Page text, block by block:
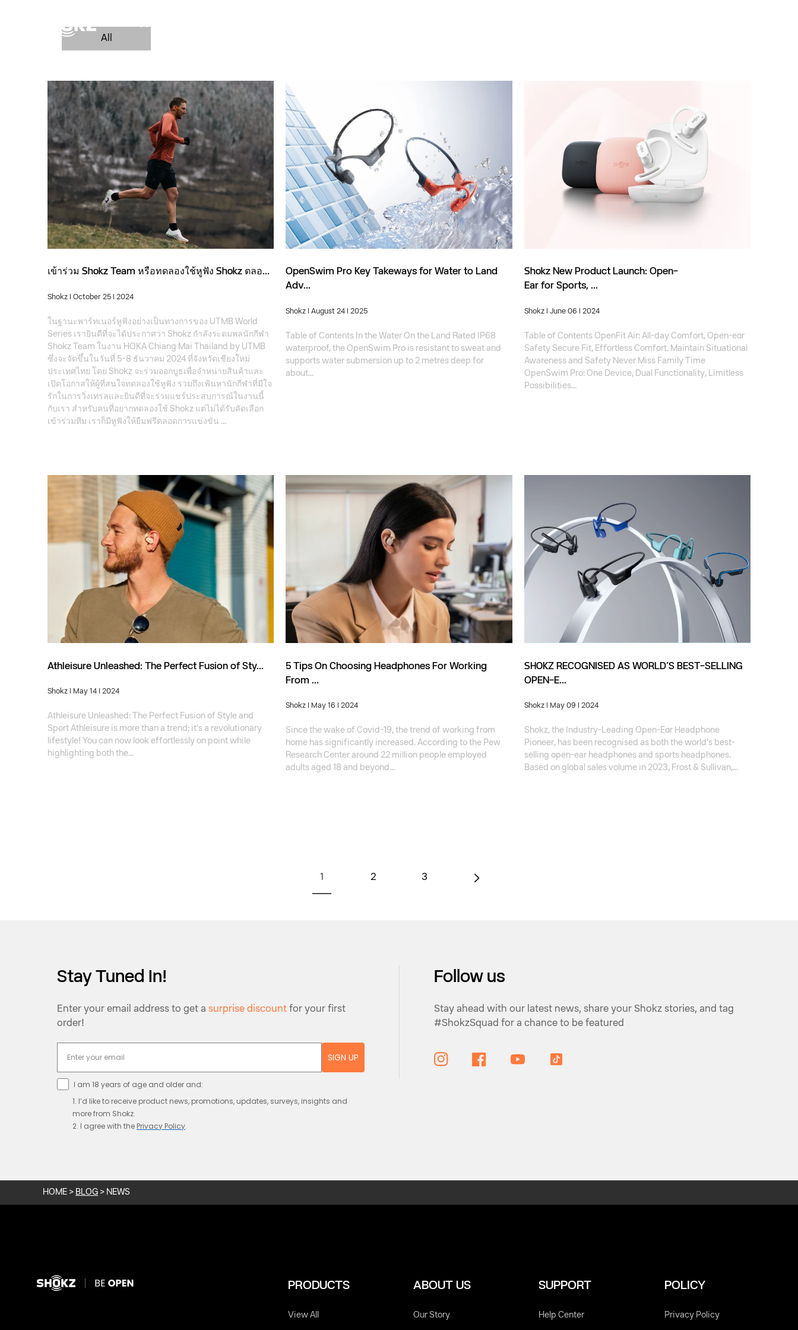
content
PRODUCTS
All
เข้าร่วม Shokz Team หรือทดลองใช้หูฟัง Shokz ตลอ...
Shokz | October 25 | 2024
ในฐานะพาร์ทเนอร์หูฟังอย่างเป็นทางการของ UTMB World
Series เรายินดีที่จะได้ประกาศว่า Shokz กำลังระดมพลนักกีฬา
Shokz Team ในงาน HOKA Chiang Mai Thailand by UTMB
ซึ่งจะจัดขึ้นในวันที่ 5-8 ธันวาคม 2024 ที่จังหวัดเชียงใหม่
ประเทศไทย โดย Shokz จะร่วมออกบูธเพื่อจำหน่ายสินค้าและ
เปิดโอกาสให้ผู้ที่สนใจทดลองใช้หูฟัง รวมถึงเฟ้นหานักกีฬาที่มีใจ
รักในการวิ่งเทรลและยินดีที่จะร่วมแชร์ประสบการณ์ในงานนี้
กับเรา สำหรับคนที่อยากทดลองใช้ Shokz แต่ไม่ได้รับคัดเลือก
เข้าร่วมทีม เราก็มีหูฟังให้ยืมฟรีตลอดการแข่งขัน ...
OpenSwim Pro Key Takeways for Water to Land
Adv...
Shokz | August 24 | 2025
Table of Contents In the Water On the Land Rated IP68
waterproof, the OpenSwim Pro is resistant to sweat and
supports water submersion up to 2 metres deep for
about...
Shokz New Product Launch: Open-
Ear for Sports, ...
Shokz| June 06 | 2024
Table of Contents OpenFit Air: All-day Comfort, Open-ear
Safety Secure Fit, Effortless Comfort. Maintain Situational
Awareness and Safety Never Miss Family Time
OpenSwim Pro: One Device, Dual Functionality, Limitless
Possibilities...
Athleisure Unleashed: The Perfect Fusion of Sty...
Shokz | May 14 | 2024
Athleisure Unleashed: The Perfect Fusion of Style and
Sport Athleisure is more than a trend; it’s a revolutionary
lifestyle! You can now look effortlessly on point while
highlighting both the...
5 Tips On Choosing Headphones For Working
From ...
Shokz | May 16 | 2024
Since the wake of Covid-19, the trend of working from
home has significantly increased. According to the Pew
Research Center around 22 million people employed
adults aged 18 and beyond...
SHOKZ RECOGNISED AS WORLD’S BEST-SELLING
OPEN-E...
Shokz| May 09 | 2024
Shokz, the Industry-Leading Open-Ear Headphone
Pioneer, has been recognised as both the world’s best-
selling open-ear headphones and sports headphones.
Based on global sales volume in 2023, Frost & Sullivan,...
1 2 3
Stay Tuned In!
Enter your email address to get a surprise discount for your first
order!
SIGN UP
I am 18 years of age and older and:
1. I’d like to receive product news, promotions, updates, surveys, insights and
more from Shokz.
2. I agree with the Privacy Policy.
Follow us
Stay ahead with our latest news, share your Shokz stories, and tag
#ShokzSquad for a chance to be featured
InstagramFacebookYouTube TikTok
HOME > BLOG > NEWS
PRODUCTS
View All
ABOUT US
Our Story
SUPPORT
Help Center
POLICY
Privacy Policy